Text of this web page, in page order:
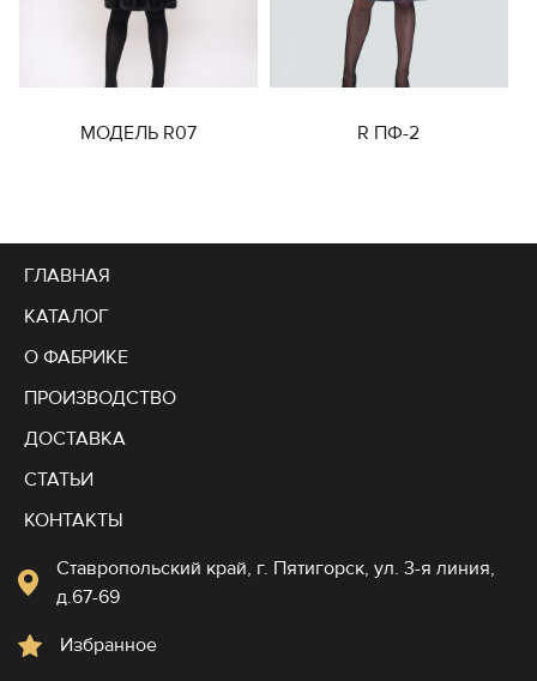
МОДЕЛЬ R07 R ПФ-2
ГЛАВНАЯ
КАТАЛОГ
О ФАБРИКЕ
ПРОИЗВОДСТВО
ДОСТАВКА
СТАТЬИ
КОНТАКТЫ
Ставропольский край, г. Пятигорск, ул. 3-я линия,
д.67-69
Избранное